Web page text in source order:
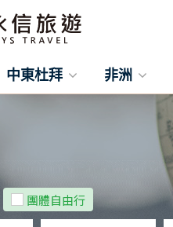
中東杜拜 非洲
團體自由行